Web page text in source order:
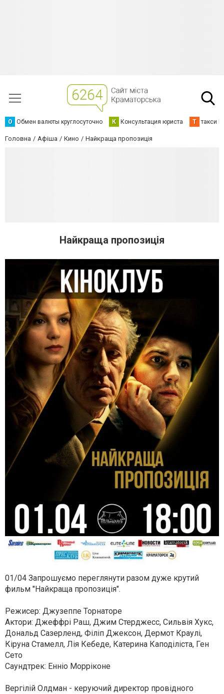
О Обмен валюты круглосуточно К Консультация юриста Т такси
Головна Афіша Кино Найкраща пропозиція
Найкраща пропозиція
01/04 Запрошуємо переглянути разом дуже крутий
фильм "Найкраща пропозиція".
Режисер: Джузеппе Торнаторе
Актори: Джеффрі Раш, Джим Стерджесс, Сильвія Хукс,
Дональд Сазерленд, Філіп Джексон, Дермот Краулі,
Кіруна Стамелл, Лія Кебеде, Катерина Каподіліста, Ген
Сето
Саундтрек: Енніо Морріконе
Вергілій Олдман - керуючий директор провідного